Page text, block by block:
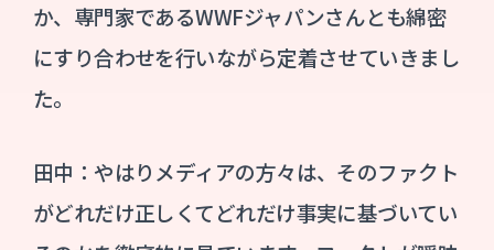
か、専門家であるWWFジャパンさんとも綿密
にすり合わせを行いながら定着させていきまし
た。
田中：やはりメディアの方々は、そのファクト
がどれだけ正しくてどれだけ事実に基づいてい